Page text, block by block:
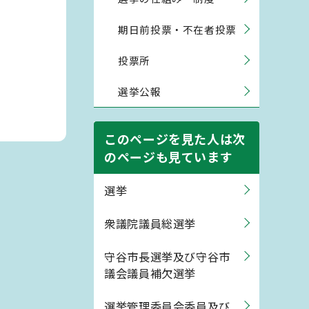
期日前投票・不在者投票
投票所
選挙公報
このページを見た人は次
のページも見ています
選挙
衆議院議員総選挙
守谷市長選挙及び守谷市
議会議員補欠選挙